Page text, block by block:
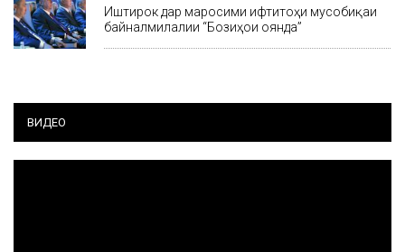
Иштирок дар маросими ифтитоҳи мусобиқаи
байналмилалии “Бозиҳои оянда”
ВИДЕО